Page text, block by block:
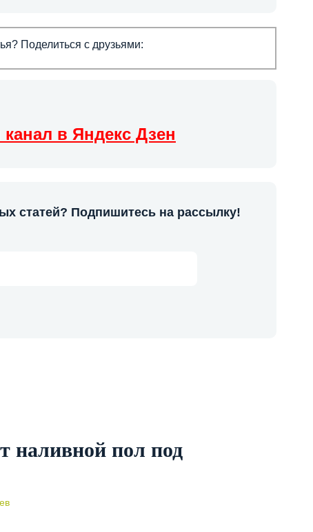
Поделиться с друзьями:
в Яндекс Дзен
статей? Подпишитесь на рассылку!
наливной пол под